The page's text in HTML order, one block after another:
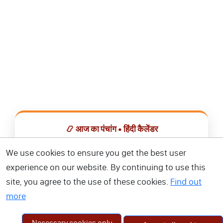
📿 आज का पंचांग • हिंदी कैलेंडर
📅 हिंदी कैलेंडर ऐप डाउनलोड करें
We use cookies to ensure you get the best user
experience on our website. By continuing to use this
site, you agree to the use of these cookies. Find out
more